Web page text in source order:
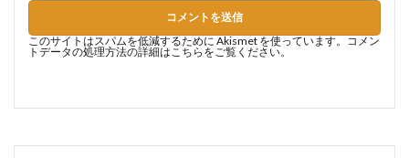
このサイトはスパムを低減するために Akismet を使っています。コメン
トデータの処理方法の詳細はこちらをご覧ください。